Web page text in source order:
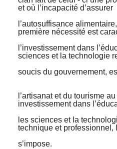
et où l’incapacité d’assurer
l’autosuffisance
première nécessité est
l’investissement dans
sciences et la technologie
soucis du gouvernement,
l’artisanat et du tourisme
investissement dans
les sciences et la
technique et professionnel,
s’impose.